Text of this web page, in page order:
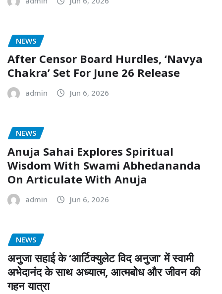
NEWS
After Censor Board Hurdles, ‘Navya
Chakra’ Set For June 26 Release
admin Jun 6, 2026
NEWS
Anuja Sahai Explores Spiritual
Wisdom With Swami Abhedananda
On Articulate With Anuja
admin Jun 6, 2026
NEWS
अनुजा सहाई के ‘आर्टिक्युलेट विद अनुजा’ में स्वामी
अभेदानंद के साथ अध्यात्म, आत्मबोध और जीवन की
गहन यात्रा